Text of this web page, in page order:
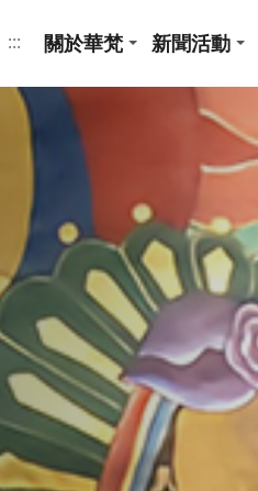
:::
關於華梵 新聞活動